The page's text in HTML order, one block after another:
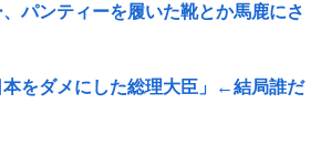
パンティーを履いた靴とか馬鹿にさ
本をダメにした総理大臣」←結局誰だ